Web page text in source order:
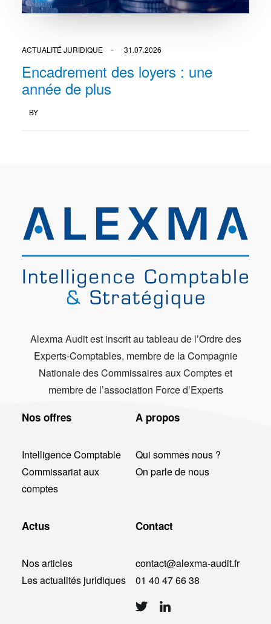
ACTUALITÉ JURIDIQUE 31.07.2026
Encadrement des loyers : une
année de plus
BY
Alexma Audit est inscrit au tableau de l’Ordre des
Experts-Comptables, membre de la Compagnie
Nationale des Commissaires aux Comptes et
membre de l’association Force d’Experts
Nos offres
Intelligence Comptable
Commissariat aux
comptes
A propos
Qui sommes nous ?
On parle de nous
Actus
Nos articles
Les actualités juridiques
Contact
contact@alexma-audit.fr
01 40 47 66 38